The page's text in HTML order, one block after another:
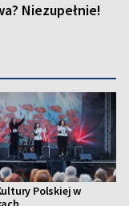
Niezupełnie!
Polskiej w